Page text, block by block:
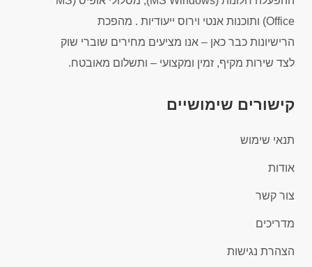
Office) ותוכנות אנטי וירוס ייעודיות . מהפכת
הרישיונות כבר כאן – אנו מציעים מחירים שוברי שוק
לצד שירות מקיף, זמין ומקצועי – ותשלום מאובטח.
קישורים שימושיים
תנאי שימוש
אודות
צור קשר
מדריכים
הצהרת נגישות